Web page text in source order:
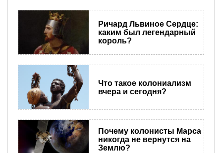
Ричард Львиное Сердце:
каким был легендарный
король?
Что такое колониализм
вчера и сегодня?
Почему колонисты Марса
никогда не вернутся на
Землю?